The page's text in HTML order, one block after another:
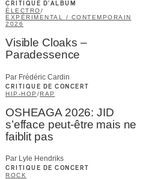
CRITIQUE D'ALBUM
ÉLECTRO/
EXPÉRIMENTAL / CONTEMPORAIN
2026
Visible Cloaks –
Paradessence
Par Frédéric Cardin
CRITIQUE DE CONCERT
HIP-HOP /RAP
OSHEAGA 2026: JID
s’efface peut-être mais ne
faiblit pas
Par Lyle Hendriks
CRITIQUE DE CONCERT
ROCK